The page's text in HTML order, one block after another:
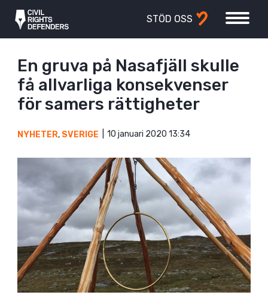
STÖD OSS
En gruva på Nasafjäll skulle
få allvarliga konsekvenser
för samers rättigheter
NYHETER, SVERIGE 10 januari 2020 13:34